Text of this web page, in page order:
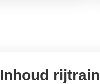
Inhoud